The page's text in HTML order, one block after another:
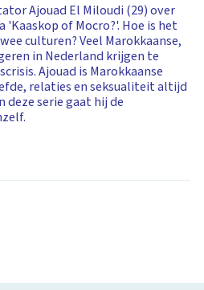
Ajouad El Miloudi (29) over
of Mocro?'. Hoe is het
culturen? Veel Marokkaanse,
in Nederland krijgen te
Ajouad is Marokkaanse
relaties en seksualiteit altijd
deze serie gaat hij de